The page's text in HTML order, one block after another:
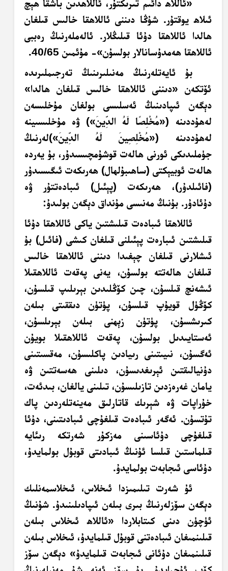
«ئاللاھ دائىم تىرىكتۇر، ئاللاھدىن باشقا ھېچ
ئىلاھ يوقتۇر. شۇڭا دىننى ئاللاھقا خالىس قىلغان
ھالدا ئاللاھقا دۇئا قىلىڭلار. ئالەملەرنىڭ رەببى
ئاللاھقا ھەمدۇسانالار بولسۇن»- مۇئمىن 40/65.
بۇ ئايەتلەرنىڭ مەنىلىرىنىڭ تەرجىملىرىدە
ئۆتكەن «دىننى ئاللاھقا خالىس قىلغان ھالدا»
دېگەن ئىپادىنىڭ ئەسلىسى بولغان مۇخلىسەن
لەھۇددىنە («مُخْلِصًا لَهُ الدِّينَ») ۋە مۇخلىسىينە
لەھۇددىنە («مُخْلِصِينَ لَهُ الدِّينَ»)لەرنىڭ
جۈملىدىكى ئورنى ھالەت قوشۇمچىسىدۇر، بۇ يەردە
ھالەت ئوبيېكتى (ساھىبۇلھال) ھەرىكەت ئىگىسىدۇر
(فائىلدۇر)، ھەرىكەت (پېئىل) ئىبادەتتۇر ۋە
دۇئادۇر. بۇنىڭ مەنىسى مۇنداق دېگەن بولىدۇ:
ئاللاھقا ئىبادەت قىلىشتىن ياكى ئاللاھقا دۇئا
قىلىشتىن ئىبارەت پېئىلنى قىلغان كىشى (فائىل) بۇ
ئىشلارنى قىلغان چېغىدا دىننى ئاللاھقا خالىس
قىلغان ھالەتتە بولسۇن، يەنى پەقەت ئاللاھقىلا
ئىشەنچ قىلسۇن، چىن كۆڭلىدىن بېرىلىپ قىلسۇن،
كۆڭۈل قويۇپ قىلسۇن، پۈتۈن دىققىتى بىلەن
كىرىشسۇن، پۈتۈن زېھنى بىلەن بېرىلسۇن،
ئەستايىدىل بولسۇن، پەقەت ئاللاھقىلا بويۇن
ئەگسۇن، نىيىتىنى رىيادىن پاكلىسۇن، مەقسىتىنى
دۇنيالىقتىن ئېرىغدىسۇن، دىلىنى ھەسەتتىن ۋە
يامان غەرەزدىن تازىلىسۇن، تىلىنى يالغان، بىدئەت،
خۇراپات ۋە شېرىك قاتارلىق مەينەتلەردىن پاك
تۇتسۇن. ئەگەر ئىبادەت قىلغۇچى ئىبادىتىنى، دۇئا
قىلغۇچى دۇئاسىنى مەزكۇر شەرتكە رىئايە
قىلماستىن قىلسا ئۇنىڭ ئىبادىتى قوبۇل بولمايدۇ،
دۇئاسى ئىجابەت بولمايدۇ.
ئۇ شەرت تىلىمىزدا ئىخلاس، ئىخلاسمەنلىك
دېگەن سۆزلەرنىڭ بىرى بىلەن ئىپادىلىنىدۇ. شۇنىڭ
ئۈچۈن دىنى كىتابلاردا «ئاللاھ ئىخلاس بىلەن
قىلىنمىغان ئىبادەتنى قوبۇل قىلمايدۇ، ئىخلاس بىلەن
قىلىنمىغان دۇئانى ئىجابەت قىلمايدۇ» دېگەن سۆز